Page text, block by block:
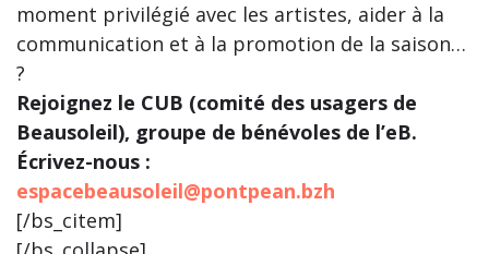
moment privilégié avec les artistes, aider à la
communication et à la promotion de la saison…
?
Rejoignez le CUB (comité des usagers de
Beausoleil), groupe de bénévoles de l’eB.
Écrivez-nous :
espacebeausoleil@pontpean.bzh
[/bs_citem]